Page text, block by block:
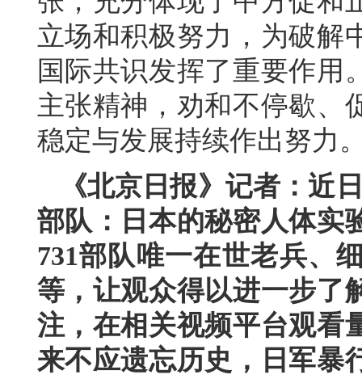
立场和积极努力，为破解
国际共识发挥了重要作用
主张精神，劝和不停歇、
稳定与发展持续作出努力
《北京日报》记者：近
部队：日本的秘密人体实
731部队唯一在世老兵、
等，让观众得以进一步了
注，在相关视频平台观看
来不应遗忘历史，日军暴